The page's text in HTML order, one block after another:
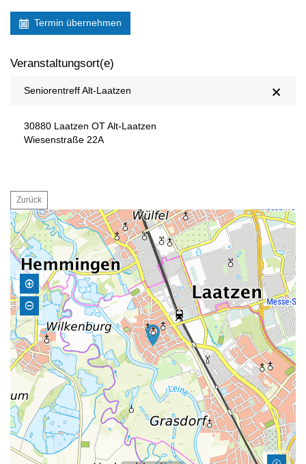
Termin übernehmen
Veranstaltungsort(e)
Seniorentreff Alt-Laatzen
30880 Laatzen OT Alt-Laatzen
Wiesenstraße 22A
Zurück